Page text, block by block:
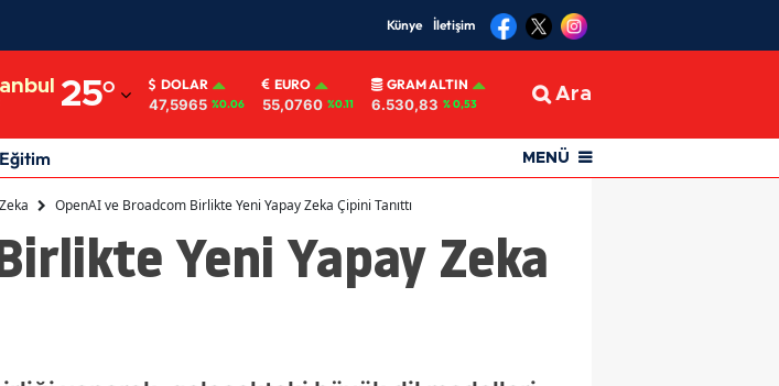
Künye İletişim
25°
Afyonkarahisar
Ağrı
DOLAR
47,5965 %0.06
EURO
55,0760 %0.11
GRAM ALTIN
6.530,83 % 0,53 Ara
Eğitim MENÜ
OpenAI ve Broadcom Birlikte Yeni Yapay Zeka Çipini Tanıttı
Yeni Yapay Zeka